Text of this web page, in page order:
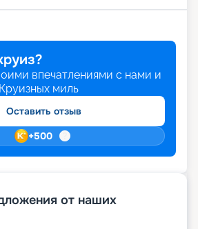
впечатлениями с нами и
Круизных миль
Оставить отзыв
+500
от наших